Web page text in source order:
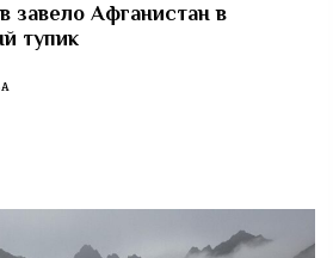
завело Афганистан в
тупик